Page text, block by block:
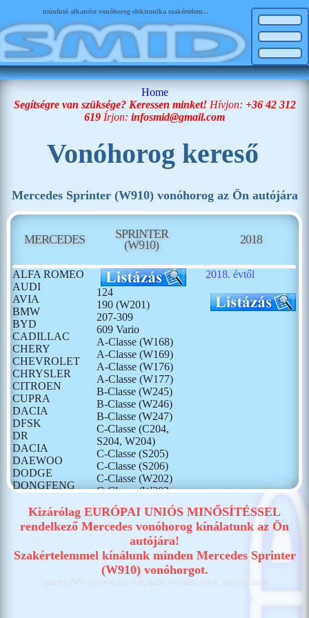
utánfutó alkatrész vonóhorog elektronika szakértelem...
Home
Segítségre van szüksége? Keressen minket! Hívjon: +36 42 312
619 Írjon: infosmid@gmail.com
Vonóhorog kereső
Mercedes Sprinter (W910) vonóhorog az Ön autójára
MERCEDES
SPRINTER
(W910)
2018
ALFA ROMEO
AUDI
AVIA
BMW
BYD
CADILLAC
CHERY
CHEVROLET
CHRYSLER
CITROEN
CUPRA
DACIA
DFSK
DR
DACIA
DAEWOO
DODGE
DONGFENG
FORD
GONOW
HUMMER
ISUZU
124
190 (W201)
207-309
609 Vario
A-Classe (W168)
A-Classe (W169)
A-Classe (W176)
A-Classe (W177)
B-Classe (W245)
B-Classe (W246)
B-Classe (W247)
C-Classe (C204,
S204, W204)
C-Classe (S205)
C-Classe (S206)
C-Classe (W202)
C-Classe (W203,
S203)
C-Classe (W205)
C-Classe (W206)
CLA (C117, X117)
CLA (C118, X118)
Citan (W415)
Citan (W420)
2018. évtől
Kizárólag EURÓPAI UNIÓS MINŐSÍTÉSSEL
rendelkező Mercedes vonóhorog kínálatunk az Ön
autójára!
Szakértelemmel kínálunk minden Mercedes Sprinter
(W910) vonóhorgot.
Sprinter (W910) bosal auto-hak, galia, westfalia, brink, auguszt, thule,